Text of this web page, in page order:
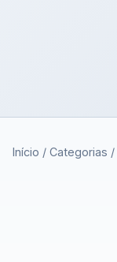
Início / Categorias /